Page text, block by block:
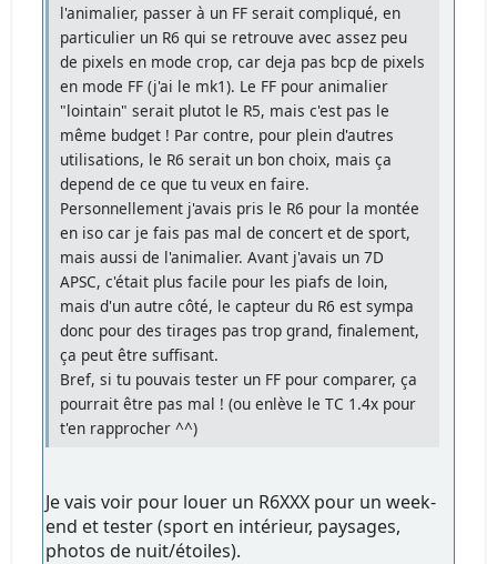
l'animalier, passer à un FF serait compliqué, en
particulier un R6 qui se retrouve avec assez peu
de pixels en mode crop, car deja pas bcp de pixels
en mode FF (j'ai le mk1). Le FF pour animalier
"lointain" serait plutot le R5, mais c'est pas le
même budget ! Par contre, pour plein d'autres
utilisations, le R6 serait un bon choix, mais ça
depend de ce que tu veux en faire.
Personnellement j'avais pris le R6 pour la montée
en iso car je fais pas mal de concert et de sport,
mais aussi de l'animalier. Avant j'avais un 7D
APSC, c'était plus facile pour les piafs de loin,
mais d'un autre côté, le capteur du R6 est sympa
donc pour des tirages pas trop grand, finalement,
ça peut être suffisant.
Bref, si tu pouvais tester un FF pour comparer, ça
pourrait être pas mal ! (ou enlève le TC 1.4x pour
t'en rapprocher ^^)
Je vais voir pour louer un R6XXX pour un week-
end et tester (sport en intérieur, paysages,
photos de nuit/étoiles).